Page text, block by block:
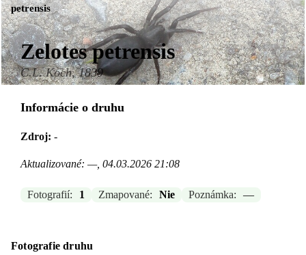
petrensis
Zelotes petrensis
C.L. Koch, 1839
Informácie o druhu
Zdroj: -
Aktualizované: —, 04.03.2026 21:08
Fotografií: 1 Zmapované: Nie Poznámka: —
Fotografie druhu